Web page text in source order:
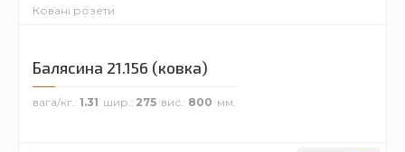
Ковані розети
Балясина 21.156 (ковка)
вага/кг. 1.31 шир. 275 вис. 800